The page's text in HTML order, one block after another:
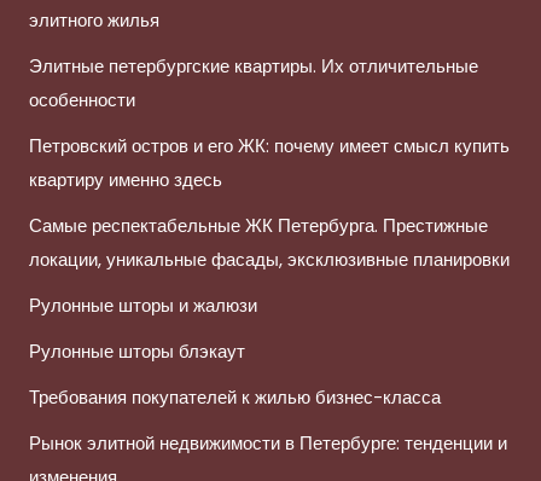
элитного жилья
Элитные петербургские квартиры. Их отличительные
особенности
Петровский остров и его ЖК: почему имеет смысл купить
квартиру именно здесь
Самые респектабельные ЖК Петербурга. Престижные
локации, уникальные фасады, эксклюзивные планировки
Рулонные шторы и жалюзи
Рулонные шторы блэкаут
Требования покупателей к жилью бизнес-класса
Рынок элитной недвижимости в Петербурге: тенденции и